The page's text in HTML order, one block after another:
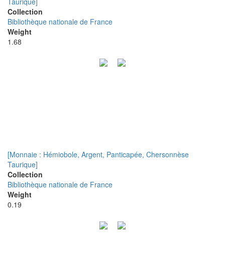
Collection
Bibliothèque nationale de France
Weight
1.68
[Monnaie : Hémiobole, Argent, Panticapée, Chersonnèse
Taurique]
Collection
Bibliothèque nationale de France
Weight
0.19